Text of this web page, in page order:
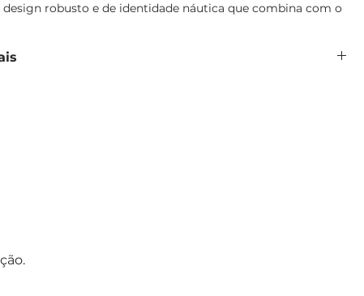
robusto e de identidade náutica que combina com o
diário a bordo, lavável em máquina de lavar loiça e sem
e quedas
3600 ml